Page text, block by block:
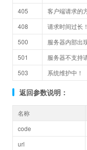
405
客户端请求的
408
请求时间过长！
500
服务器内部出
501
服务器不支持
503
系统维护中！
返回参数说明：
名称
code
url